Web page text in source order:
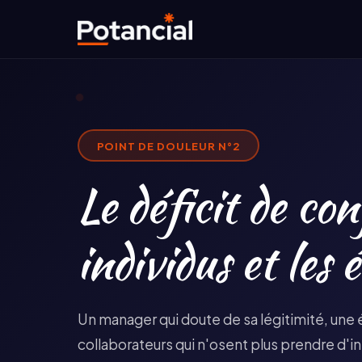
POINT DE DOULEUR N°2
Le déficit de
individus et les
Un manager qui doute de sa légitimité,
collaborateurs qui n'osent plus prendre